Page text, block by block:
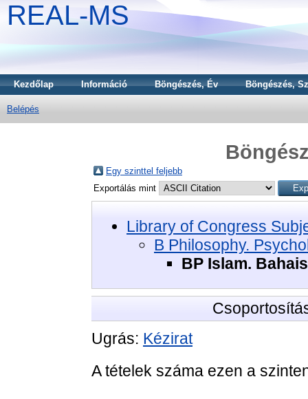
REAL-MS
Kezdőlap Információ Böngészés, Év Böngészés,
Belépés
Egy szinttel feljebb
Exportálás mint
Library of Congress
B Philosophy.
BP Islam.
Ugrás: Kézirat
A tételek száma ezen a